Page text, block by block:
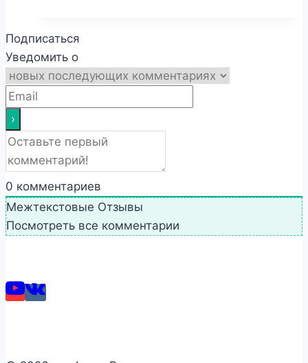
Подписаться
Уведомить о
0 комментариев
Межтекстовые Отзывы
Посмотреть все комментарии